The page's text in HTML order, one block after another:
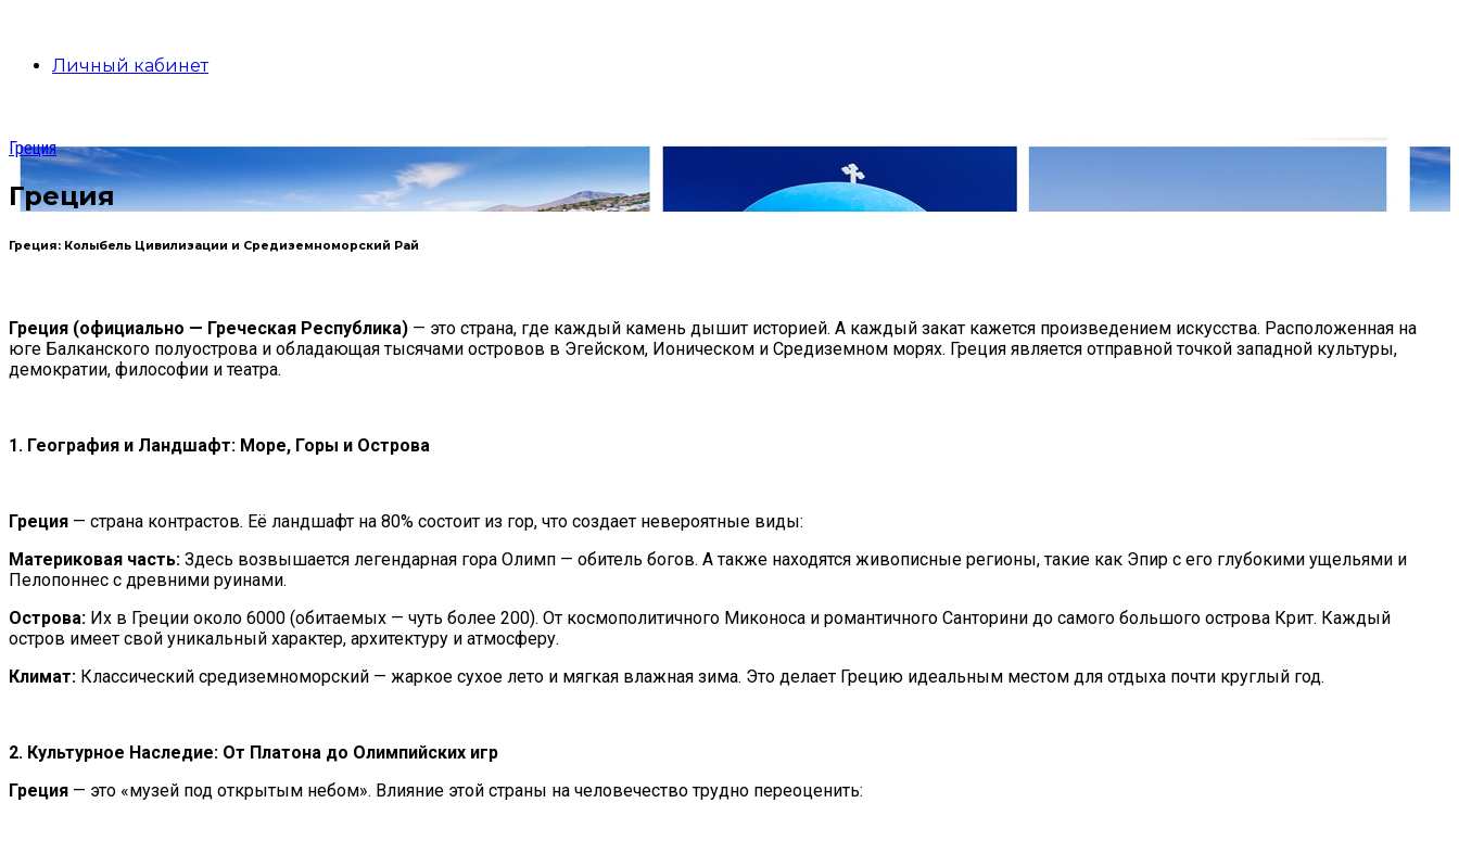
Личный кабинет
Греция
Греция
Греция: Колыбель Цивилизации и Средиземноморский Рай
Греция (официально — Греческая Республика) — это страна, где каждый камень дышит историей. А каждый закат кажется произведением искусства. Расположенная на
юге Балканского полуострова и обладающая тысячами островов в Эгейском, Ионическом и Средиземном морях. Греция является отправной точкой западной культуры,
демократии, философии и театра.
1. География и Ландшафт: Море, Горы и Острова
Греция — страна контрастов. Её ландшафт на 80% состоит из гор, что создает невероятные виды:
Материковая часть: Здесь возвышается легендарная гора Олимп — обитель богов. А также находятся живописные регионы, такие как Эпир с его глубокими ущельями и
Пелопоннес с древними руинами.
Острова: Их в Греции около 6000 (обитаемых — чуть более 200). От космополитичного Миконоса и романтичного Санторини до самого большого острова Крит. Каждый
остров имеет свой уникальный характер, архитектуру и атмосферу.
Климат: Классический средиземноморский — жаркое сухое лето и мягкая влажная зима. Это делает Грецию идеальным местом для отдыха почти круглый год.
2. Культурное Наследие: От Платона до Олимпийских игр
Греция — это «музей под открытым небом». Влияние этой страны на человечество трудно переоценить: